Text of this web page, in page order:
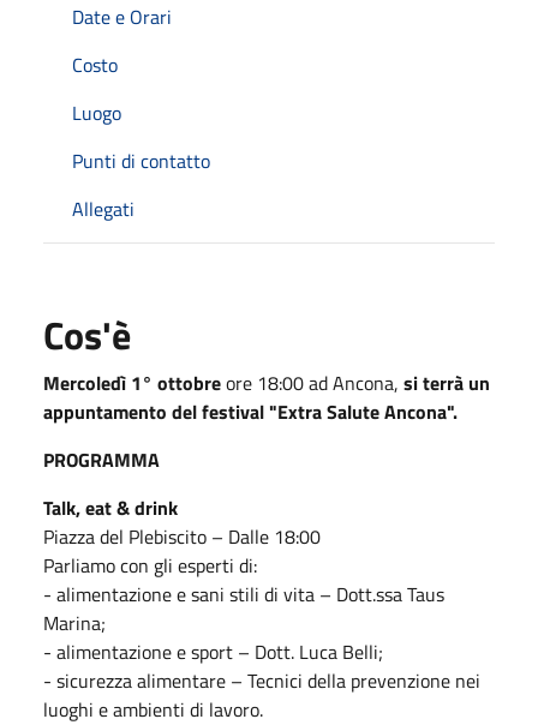
Date e Orari
Costo
Luogo
Punti di contatto
Allegati
Cos'è
Mercoledì 1° ottobreore 18:00 ad Ancona, si terrà un
appuntamento del festival "Extra Salute Ancona".
PROGRAMMA
Talk, eat & drink
Piazza del Plebiscito – Dalle 18:00
Parliamo con gli esperti di:
- alimentazione e sani stili di vita – Dott.ssa Taus
Marina;
- alimentazione e sport – Dott. Luca Belli;
- sicurezza alimentare – Tecnici della prevenzione nei
luoghi e ambienti di lavoro.